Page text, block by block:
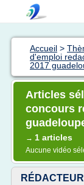
Accueil >
d'emploi
2017
Articles
concours
→ 1 articles
Aucune vidéo